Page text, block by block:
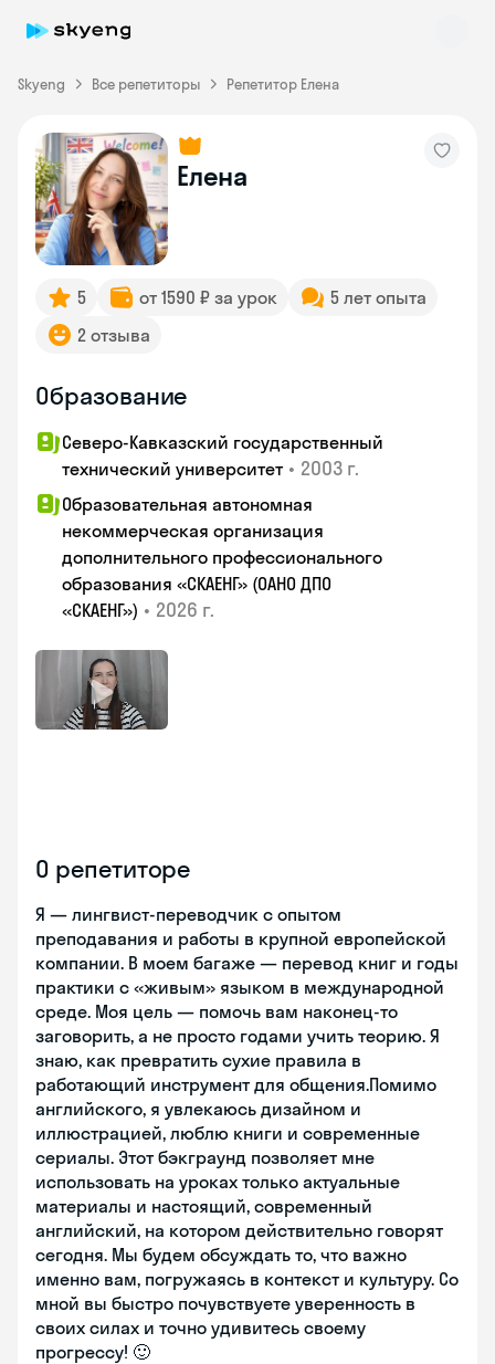
Skyeng Все репетиторы Репетитор Елена
Елена
5 от 1590 ₽ за урок
5 лет опыта
2 отзыва
Образование
Северо-Кавказский государственный
технический университет • 2003 г.
Образовательная автономная
некоммерческая организация
дополнительного профессионального
образования «СКАЕНГ» (ОАНО ДПО
«СКАЕНГ») • 2026 г.
О репетиторе
Я — лингвист-переводчик с опытом
преподавания и работы в крупной европейской
компании. В моем багаже — перевод книг и годы
практики с «живым» языком в международной
среде. Моя цель — помочь вам наконец-то
заговорить, а не просто годами учить теорию. Я
знаю, как превратить сухие правила в
работающий инструмент для общения.Помимо
английского, я увлекаюсь дизайном и
иллюстрацией, люблю книги и современные
сериалы. Этот бэкграунд позволяет мне
использовать на уроках только актуальные
материалы и настоящий, современный
английский, на котором действительно говорят
сегодня. Мы будем обсуждать то, что важно
именно вам, погружаясь в контекст и культуру. Со
мной вы быстро почувствуете уверенность в
своих силах и точно удивитесь своему
прогрессу! 🙂
Skyeng Chat
online